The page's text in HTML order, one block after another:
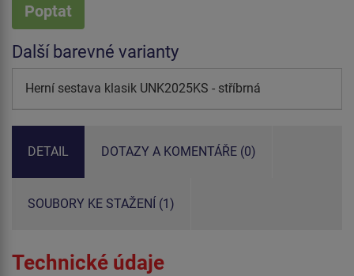
Poptat
Další barevné varianty
Herní sestava klasik UNK2025KS - stříbrná
DETAIL DOTAZY A KOMENTÁŘE (0)
SOUBORY KE STAŽENÍ (1)
Technické údaje